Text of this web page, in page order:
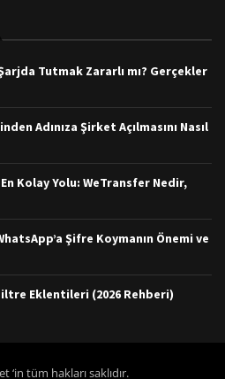
Tutmak Zararlı mı? Gerçekler
Adınıza Şirket Açılmasını Nasıl
Kolay Yolu: WeTransfer Nedir,
Şifre Koymanın Önemi ve
Eklentileri (2026 Rehberi)
‘in tüm hakları saklıdır.